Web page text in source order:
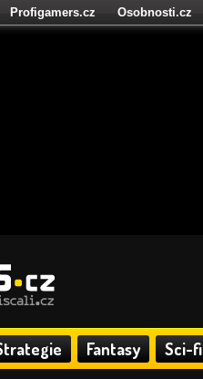
Fantasy Sci-fi
Profigamers.cz Osobnosti.cz